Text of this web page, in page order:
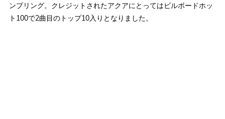
ンプリング。クレジットされたアクアにとってはビルボードホッ
ト100で2曲目のトップ10入りとなりました。